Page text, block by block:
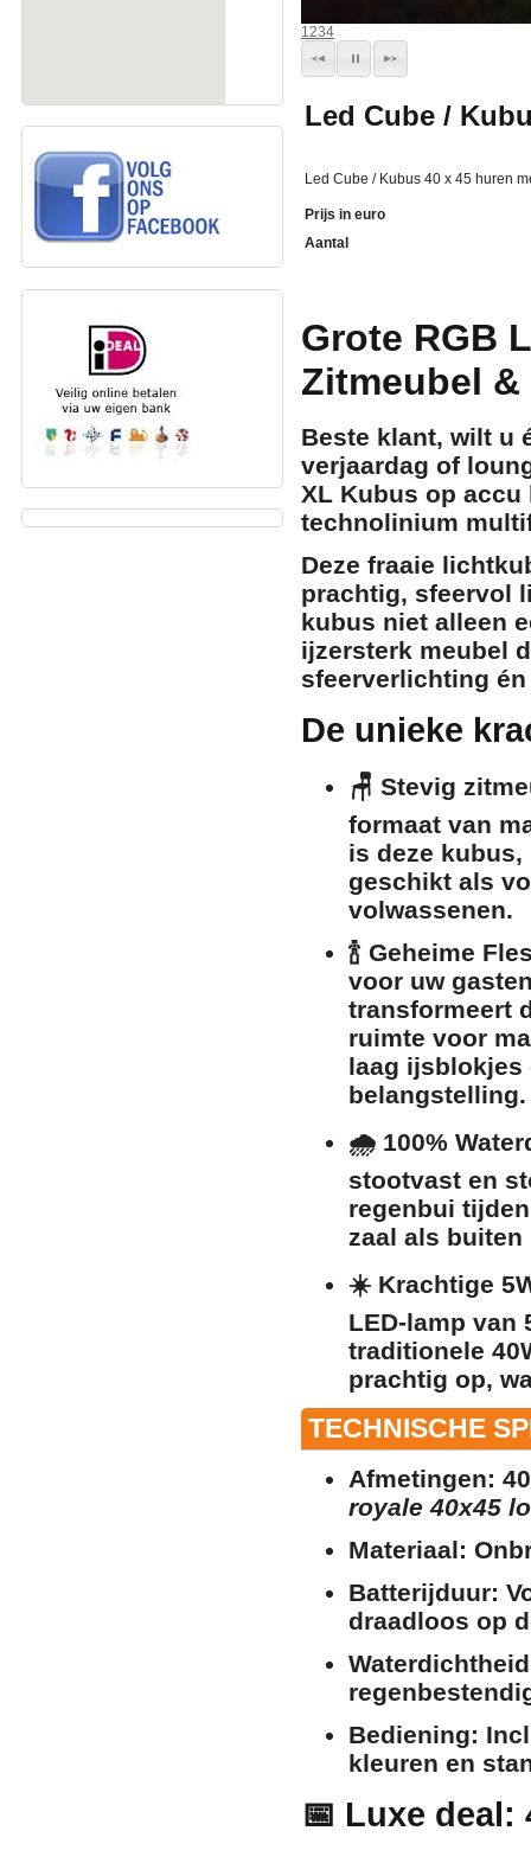
1234
Led Cube /
Led Cube / Kubus 40 x 45 huren
Prijs in euro
Aantal
Grote RGB
Zitmeubel
Beste klant, wilt u
verjaardag of
XL Kubus op accu
technolinium
Deze fraaie
prachtig, sfeervol
kubus niet alleen
ijzersterk meubel
sfeerverlichting
De unieke
🪑 Stevig
formaat van
is deze
geschikt als
volwassenen.
🍾 Geheime
voor uw
transformeert
ruimte voor
laag ijsblokjes
belangstelling.
🌧️ 100%
stootvast en
regenbui
zaal als
☀️ Krachtige
LED-lamp van
traditionele
prachtig op,
TECHNISCHE
Afmetingen:
royale 40x45
Materiaal:
Batterijduur:
draadloos op
Bediening:
kleuren en
📅 Luxe